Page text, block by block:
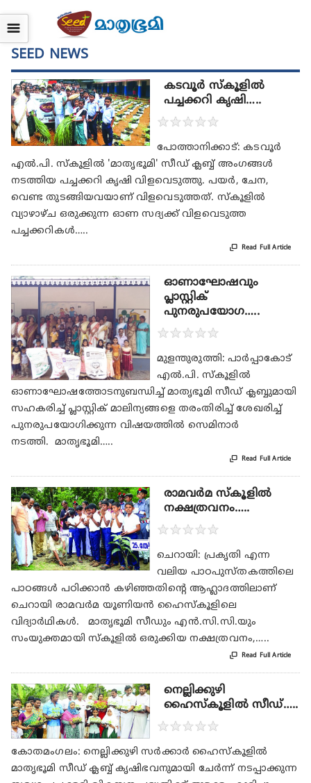
☰
SEED NEWS
കടവൂര്‍ സ്‌കൂളില്‍
പച്ചക്കറി കൃഷി…..
★★★★★
പോത്താനിക്കാട്: കടവൂര്‍
എല്‍.പി. സ്‌കൂളില്‍ 'മാതൃഭൂമി' സീഡ് ക്ലബ്ബ് അംഗങ്ങള്‍
നടത്തിയ പച്ചക്കറി കൃഷി വിളവെടുത്തു. പയര്‍, ചേന,
വെണ്ട തുടങ്ങിയവയാണ് വിളവെടുത്തത്. സ്‌കൂളില്‍
വ്യാഴാഴ്ച ഒരുക്കുന്ന ഓണ സദ്യക്ക് വിളവെടുത്ത
പച്ചക്കറികള്‍…..
 Read Full Article
ഓണാഘോഷവും
പ്ലാസ്റ്റിക്
പുനരുപയോഗ…..
★★★★★
മുളന്തുരുത്തി: പാര്‍പ്പാകോട്
എല്‍.പി. സ്‌കൂളില്‍
ഓണാഘോഷത്തോടനുബന്ധിച്ച് മാതൃഭൂമി സീഡ് ക്ലബ്ബുമായി
സഹകരിച്ച് പ്ലാസ്റ്റിക് മാലിന്യങ്ങളെ തരംതിരിച്ച് ശേഖരിച്ച്
പുനരുപയോഗിക്കുന്ന വിഷയത്തില്‍ സെമിനാര്‍
നടത്തി. മാതൃഭൂമി…..
 Read Full Article
രാമവര്‍മ സ്‌കൂളില്‍
നക്ഷത്രവനം…..
★★★★★
ചെറായി: പ്രകൃതി എന്ന
വലിയ പാഠപുസ്തകത്തിലെ
പാഠങ്ങള്‍ പഠിക്കാന്‍ കഴിഞ്ഞതിന്റെ ആഹ്ലാദത്തിലാണ്
ചെറായി രാമവര്‍മ യൂണിയന്‍ ഹൈസ്‌കൂളിലെ
വിദ്യാര്‍ഥികള്‍. മാതൃഭൂമി സീഡും എന്‍.സി.സി.യും
സംയുക്തമായി സ്‌കൂളില്‍ ഒരുക്കിയ നക്ഷത്രവനം,…..
 Read Full Article
നെല്ലിക്കുഴി
ഹൈസ്‌കൂളില്‍ സീഡ്…..
★★★★★
കോതമംഗലം: നെല്ലിക്കുഴി സര്‍ക്കാര്‍ ഹൈസ്‌കൂളില്‍
മാതൃഭൂമി സീഡ് ക്ലബ്ബ് കൃഷിഭവനുമായി ചേര്‍ന്ന് നടപ്പാക്കുന്ന